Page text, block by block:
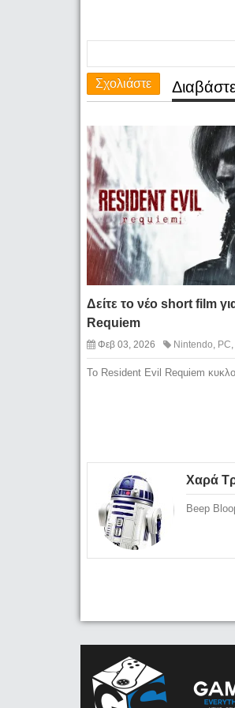
Σχολιάστε
Δείτε το νέο short film
Requiem
Φεβ 03, 2026 Nintendo PC
To Resident Evil Requiem
Χαρά
Beep